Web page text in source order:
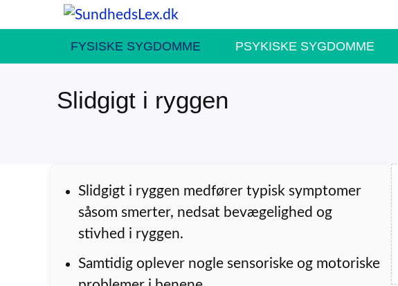
til
FYSISKE SYGDOMME PSYKISKE SYGDOMME
Slidgigt i ryggen
Slidgigt i ryggen medfører typisk symptomer
såsom smerter, nedsat bevægelighed og
stivhed i ryggen.
Samtidig oplever nogle sensoriske og motoriske